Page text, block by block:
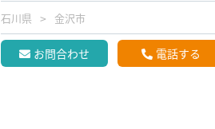
石川県 金沢市
お問合わせ 電話する